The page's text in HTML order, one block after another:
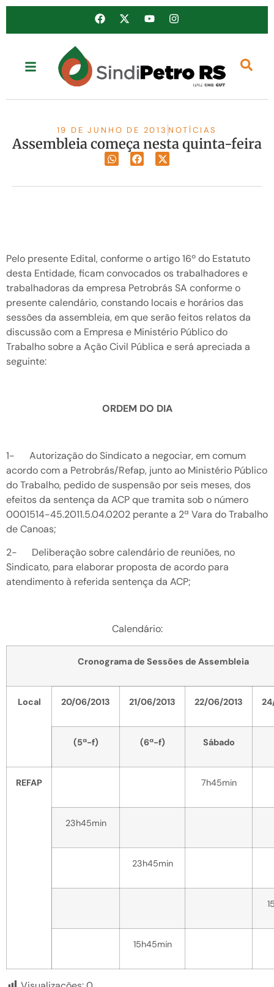
19 DE JUNHO DE 2013 NOTÍCIAS
Assembleia começa nesta quinta-feira
Pelo presente Edital, conforme o artigo 16º do Estatuto
desta Entidade, ficam convocados os trabalhadores e
trabalhadoras da empresa Petrobrás SA conforme o
presente calendário, constando locais e horários das
sessões da assembleia, em que serão feitos relatos da
discussão com a Empresa e Ministério Público do
Trabalho sobre a Ação Civil Pública e será apreciada a
seguinte:
ORDEM DO DIA
1- Autorização do Sindicato a negociar, em comum
acordo com a Petrobrás/Refap, junto ao Ministério Público
do Trabalho, pedido de suspensão por seis meses, dos
efeitos da sentença da ACP que tramita sob o número
0001514-45.2011.5.04.0202 perante a 2ª Vara do Trabalho
de Canoas;
2- Deliberação sobre calendário de reuniões, no
Sindicato, para elaborar proposta de acordo para
atendimento à referida sentença da ACP;
Calendário:
Cronograma de Sessões de Assembleia
Local 20/06/2013 21/06/2013 22/06/2013
(5ª-f) (6ª-f) Sábado
REFAP 7h45min
23h45min
23h45min
15h45min